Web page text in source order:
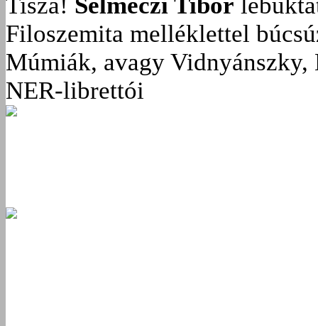
Filoszemita melléklettel
Múmiák, avagy Vidnyánszky,
NER-librettói